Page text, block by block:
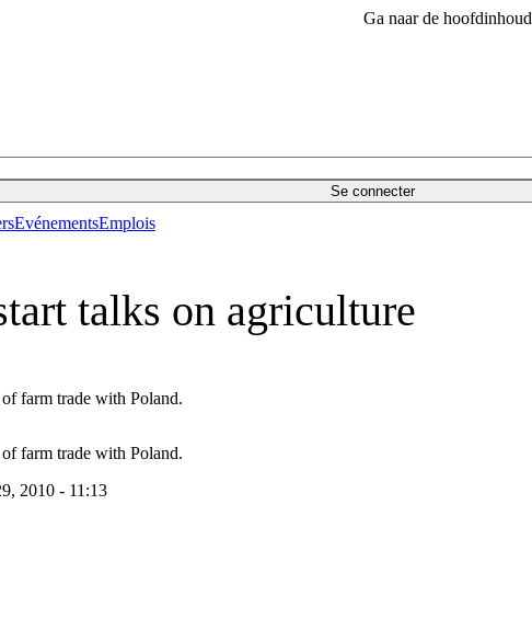
Ga naar de hoofdinhoud
Se connecter
EvénementsEmplois
talks on agriculture
farm trade with Poland.
farm trade with Poland.
2010 - 11:13